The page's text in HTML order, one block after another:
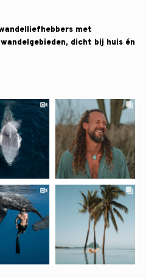
met
dicht bij huis én